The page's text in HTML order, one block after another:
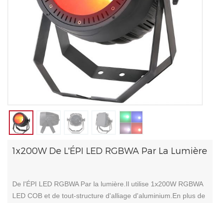
1x200W De L'ÉPI LED RGBWA Par La Lumière
De l'ÉPI LED RGBWA Par la lumière.Il utilise 1x200W RGBWA
LED COB et de tout-structure d'alliage d'aluminium.En plus de